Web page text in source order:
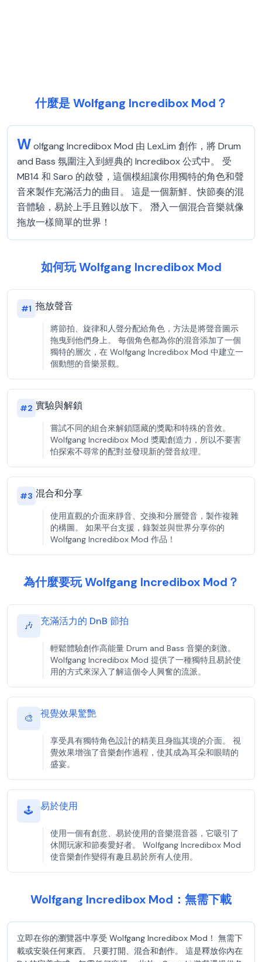
什麼是 Wolfgang Incredibox Mod？
Wolfgang Incredibox Mod 由 LexLim 創作，將 Drum
and Bass 氛圍注入到經典的 Incredibox 公式中。 受
MB14 和 Saro 的啟發，這個模組讓你用獨特的角色和聲
音來製作充滿活力的曲目。 這是一個新鮮、快節奏的混
音體驗，易於上手且難以放下。 潛入一個混合音樂就像
拖放一樣簡單的世界！
如何玩 Wolfgang Incredibox Mod
#1 拖放聲音
將節拍、旋律和人聲分配給角色，方法是將聲音圖示
拖曳到他們身上。 每個角色都為你的混音添加了一個
獨特的層次，在 Wolfgang Incredibox Mod 中建立一
個動態的音樂景觀。
#2 實驗與解鎖
嘗試不同的組合來解鎖隱藏的獎勵和特殊的音效。
Wolfgang Incredibox Mod 獎勵創造力，所以不要害
怕探索不尋常的配對並發現新的聲音紋理。
#3 混合和分享
使用直觀的介面來靜音、交換和分層聲音，製作複雜
的構圖。 如果平台支援，錄製並與世界分享你的
Wolfgang Incredibox Mod 作品！
為什麼要玩 Wolfgang Incredibox Mod？
🎶 充滿活力的 DnB 節拍
輕鬆體驗創作高能量 Drum and Bass 音樂的刺激。
Wolfgang Incredibox Mod 提供了一種獨特且易於使
用的方式來深入了解這個令人興奮的流派。
🎨 視覺效果驚艷
享受具有獨特角色設計的精美且身臨其境的介面。 視
覺效果增強了音樂創作過程，使其成為耳朵和眼睛的
盛宴。
🕹️ 易於使用
使用一個有創意、易於使用的音樂混音器，它吸引了
休閒玩家和節奏愛好者。 Wolfgang Incredibox Mod
使音樂創作變得有趣且易於所有人使用。
Wolfgang Incredibox Mod：無需下載
立即在你的瀏覽器中享受 Wolfgang Incredibox Mod！ 無需下
載或安裝任何東西。 只要打開、混合和創作。 這是釋放你內在